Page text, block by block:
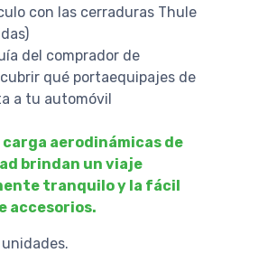
con las cerraduras Thule
del comprador de
qué portaequipajes de
a tu automóvil
carga aerodinámicas de
brindan un viaje
tranquilo y la fácil
accesorios.